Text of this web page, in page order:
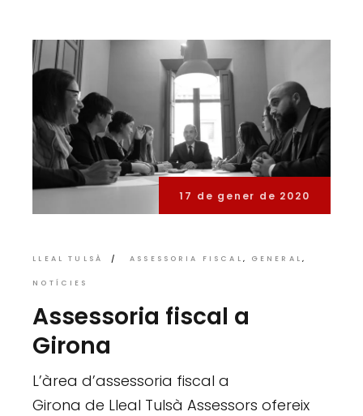
17 de gener de 2020
LLEAL TULSÀ ASSESSORIA FISCAL GENERAL
NOTÍCIES
Assessoria fiscal a
Girona
L’àrea d’assessoria fiscal a
Girona de Lleal Tulsà Assessors ofereix